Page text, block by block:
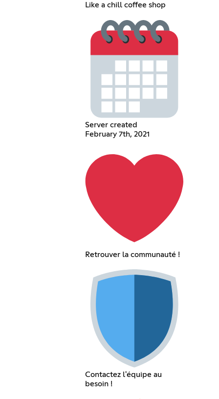
Like a chill coffee shop
Server created
February 7th, 2021
Retrouver la communauté !
Contactez l'équipe au
besoin !